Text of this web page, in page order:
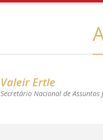
Valeir Ertle
Secretário Nacional de Assuntos